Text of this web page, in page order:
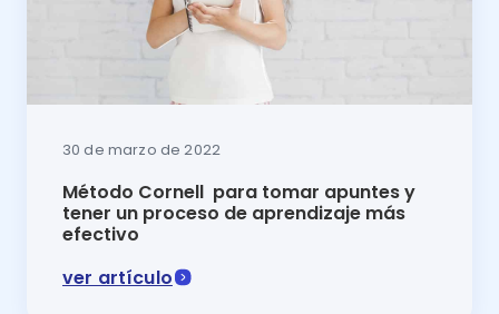
30 de marzo de 2022
Método Cornell para tomar apuntes y
tener un proceso de aprendizaje más
efectivo
ver artículo